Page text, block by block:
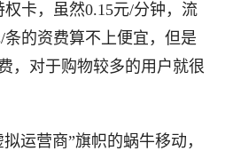
卡，虽然0.15元/分钟，流
条的资费算不上便宜，但是
，对于购物较多的用户就很
营商”旗帜的蜗牛移动，